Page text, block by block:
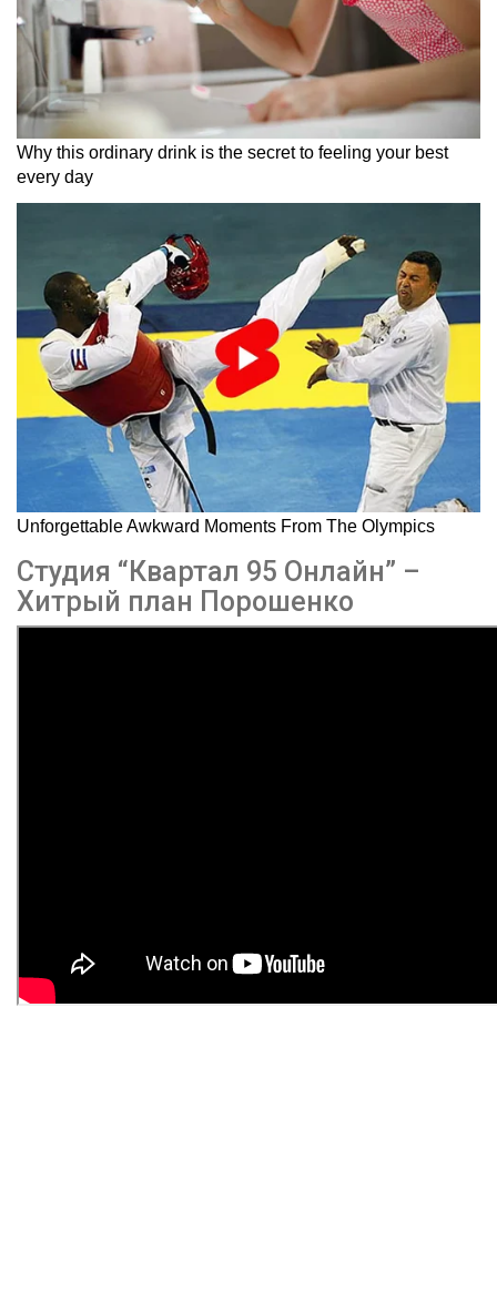
Студия “Квартал 95 Онлайн” –
Хитрый план Порошенко